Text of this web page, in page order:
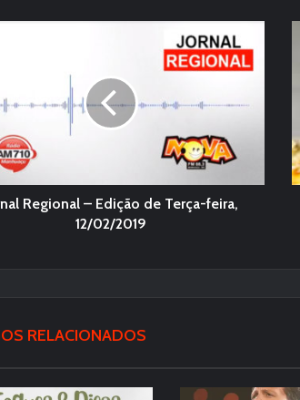
Regional – Edição de Terça-feira,
12/02/2019
RELACIONADOS